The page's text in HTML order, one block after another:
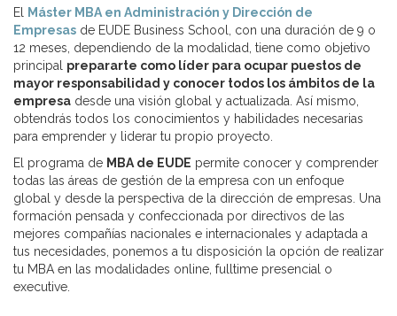
El Máster MBA en Administración y Dirección de
Empresas de EUDE Business School, con una duración de 9 o
12 meses, dependiendo de la modalidad, tiene como objetivo
principal prepararte como líder para ocupar puestos de
mayor responsabilidad y conocer todos los ámbitos de la
empresa desde una visión global y actualizada. Así mismo,
obtendrás todos los conocimientos y habilidades necesarias
para emprender y liderar tu propio proyecto.
El programa de MBA de EUDE permite conocer y comprender
todas las áreas de gestión de la empresa con un enfoque
global y desde la perspectiva de la dirección de empresas. Una
formación pensada y confeccionada por directivos de las
mejores compañías nacionales e internacionales y adaptada a
tus necesidades, ponemos a tu disposición la opción de realizar
tu MBA en las modalidades online, fulltime presencial o
executive.